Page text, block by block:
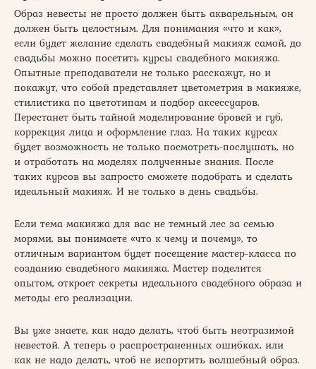
Образ невесты не просто должен быть акварельным, он
должен быть целостным. Для понимания «что и как»,
если будет желание сделать свадебный макияж самой, до
свадьбы можно посетить курсы свадебного макияжа.
Опытные преподаватели не только расскажут, но и
покажут, что собой представляет цветометрия в макияже,
стилистика по цветотипам и подбор аксессуаров.
Перестанет быть тайной моделирование бровей и губ,
коррекция лица и оформление глаз. На таких курсах
будет возможность не только посмотреть-послушать, но
и отработать на моделях полученные знания. После
таких курсов вы запросто сможете подобрать и сделать
идеальный макияж. И не только в день свадьбы.
Если тема макияжа для вас не темный лес за семью
морями, вы понимаете «что к чему и почему», то
отличным вариантом будет посещение мастер-класса по
созданию свадебного макияжа. Мастер поделится
опытом, откроет секреты идеального свадебного образа и
методы его реализации.
Вы уже знаете, как надо делать, чтоб быть неотразимой
невестой. А теперь о распространенных ошибках, или
как не надо делать, чтоб не испортить волшебный образ.